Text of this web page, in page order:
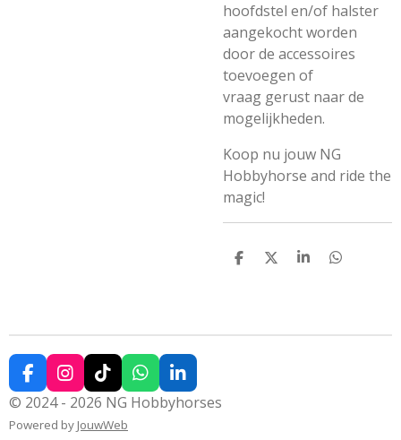
hoofdstel en/of halster
aangekocht worden
door de accessoires
toevoegen of
vraag gerust naar de
mogelijkheden.
Koop nu jouw NG
Hobbyhorse and ride the
magic!
D
D
S
D
F
a
c
e
I
n
s
t
T
i
k
T
W
h
a
L
i
n
© 2024 - 2026 NG Hobbyhorses
Powered by JouwWeb